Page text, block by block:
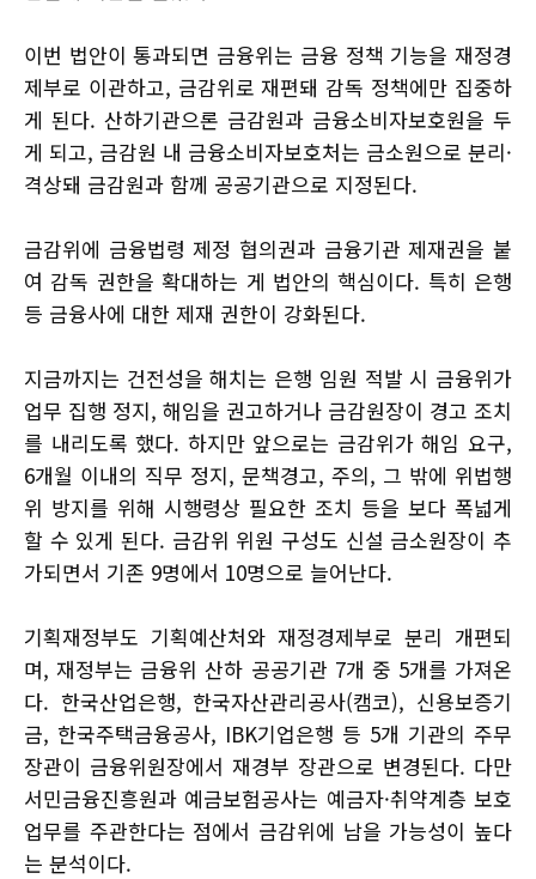
이번 법안이 통과되면 금융위는 금융 정책 기능을 재정경
제부로 이관하고, 금감위로 재편돼 감독 정책에만 집중하
게 된다. 산하기관으론 금감원과 금융소비자보호원을 두
게 되고, 금감원 내 금융소비자보호처는 금소원으로 분리·
격상돼 금감원과 함께 공공기관으로 지정된다.
금감위에 금융법령 제정 협의권과 금융기관 제재권을 붙
여 감독 권한을 확대하는 게 법안의 핵심이다. 특히 은행
등 금융사에 대한 제재 권한이 강화된다.
지금까지는 건전성을 해치는 은행 임원 적발 시 금융위가
업무 집행 정지, 해임을 권고하거나 금감원장이 경고 조치
를 내리도록 했다. 하지만 앞으로는 금감위가 해임 요구,
6개월 이내의 직무 정지, 문책경고, 주의, 그 밖에 위법행
위 방지를 위해 시행령상 필요한 조치 등을 보다 폭넓게
할 수 있게 된다. 금감위 위원 구성도 신설 금소원장이 추
가되면서 기존 9명에서 10명으로 늘어난다.
기획재정부도 기획예산처와 재정경제부로 분리 개편되
며, 재정부는 금융위 산하 공공기관 7개 중 5개를 가져온
다. 한국산업은행, 한국자산관리공사(캠코), 신용보증기
금, 한국주택금융공사, IBK기업은행 등 5개 기관의 주무
장관이 금융위원장에서 재경부 장관으로 변경된다. 다만
서민금융진흥원과 예금보험공사는 예금자·취약계층 보호
업무를 주관한다는 점에서 금감위에 남을 가능성이 높다
는 분석이다.